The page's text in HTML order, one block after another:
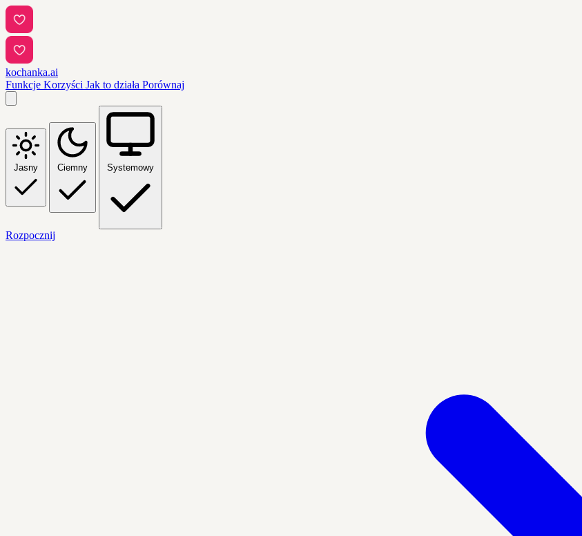
kochanka.ai
Funkcje Korzyści Jak to działa Porównaj
Jasny Ciemny Systemowy
Rozpocznij